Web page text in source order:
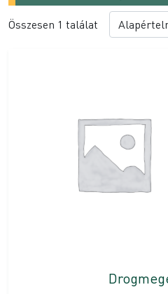
Összesen 1 találat